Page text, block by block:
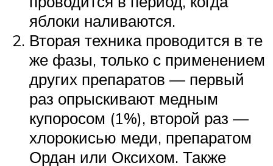
яблоки наливаются.
Вторая техника проводится в те
же фазы, только с применением
других препаратов — первый
раз опрыскивают медным
купоросом (1%), второй раз —
хлорокисью меди, препаратом
Ордан или Оксихом. Также